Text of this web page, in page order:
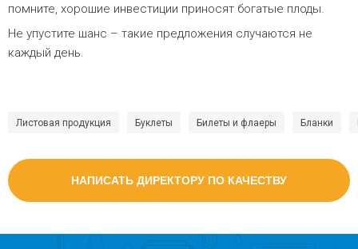
Листовая продукция Буклеты Билеты и флаеры Бланки
НАПИСАТЬ ДИРЕКТОРУ ПО КАЧЕСТВУ
помните, хорошие инвестиции приносят богатые плоды.
Не упустите шанс – такие предложения случаются не
каждый день.